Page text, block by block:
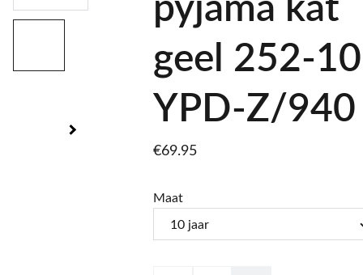
pyjama kat
geel 252-
YPD-Z/940
€69.95
Maat